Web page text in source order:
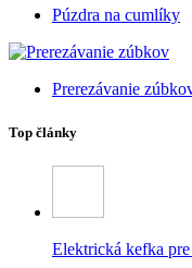
Púzdra na cumlíky
Prerezávanie
Top články
Elektrická kefka